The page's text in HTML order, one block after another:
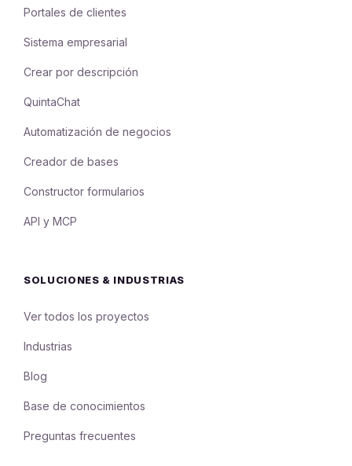
Portales de clientes
Sistema empresarial
Crear por descripción
QuintaChat
Automatización de negocios
Creador de bases
Constructor formularios
API y MCP
SOLUCIONES & INDUSTRIAS
Ver todos los proyectos
Industrias
Blog
Base de conocimientos
Preguntas frecuentes